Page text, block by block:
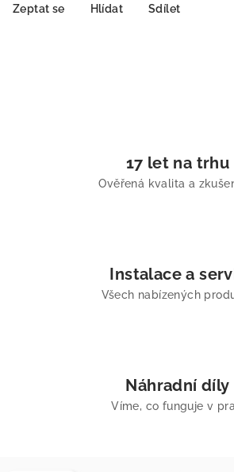
Zeptat se Hlídat Sdílet
17 let na trhu
Ověřená kvalita a
Instalace a
Všech nabízených
Náhradní díly
Víme, co funguje v